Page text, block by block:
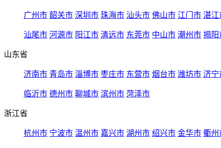
广州市 韶关市 深圳市 珠海市 汕头市 佛山市 江门市 湛江
汕尾市 河源市 阳江市 清远市 东莞市 中山市 潮州市 揭阳
山东省
济南市 青岛市 淄博市 枣庄市 东营市 烟台市 潍坊市 济宁
临沂市 德州市 聊城市 滨州市 菏泽市
浙江省
杭州市 宁波市 温州市 嘉兴市 湖州市 绍兴市 金华市 衢州